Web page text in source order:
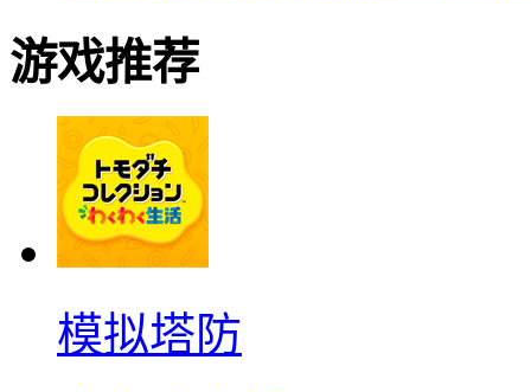
游戏推荐
模拟塔防